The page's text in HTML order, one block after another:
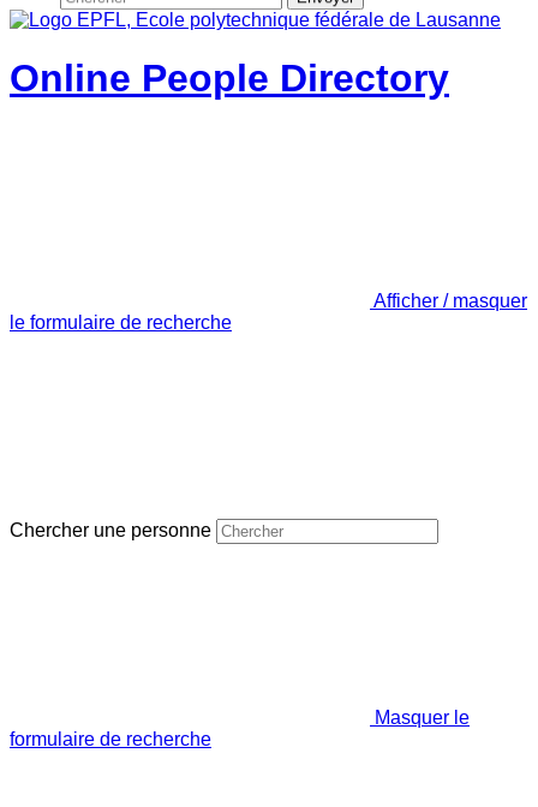
Online People Directory
Afficher / masquer
le formulaire de recherche
Chercher une personne
Masquer le
formulaire de recherche